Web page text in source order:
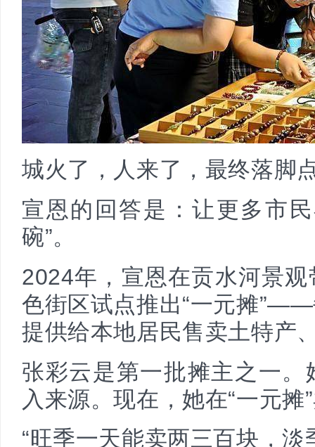
城火了，人来了，最终落脚
宣恩的回答是：让更多市
碗”。
2024年，宣恩在贡水河景
色街区试点推出“一元摊
提供给本地居民售卖土特产
张彩云是第一批摊主之一
入来源。现在，她在“一元
“旺季一天能卖两三百块，